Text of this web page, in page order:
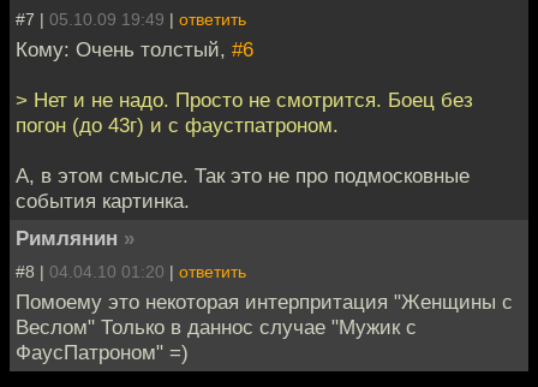
#7 | 05.10.09 19:49 | ответить
Кому: Очень толстый, #6
> Нет и не надо. Просто не смотрится. Боец без
погон (до 43г) и с фаустпатроном.
А, в этом смысле. Так это не про подмосковные
события картинка.
Римлянин »
#8 | 04.04.10 01:20 | ответить
Помоему это некоторая интерпритация "Женщины с
Веслом" Только в даннос случае "Мужик с
ФаусПатроном" =)